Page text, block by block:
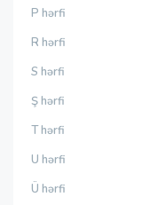
P hərfi
R hərfi
S hərfi
Ş hərfi
T hərfi
U hərfi
Ü hərfi